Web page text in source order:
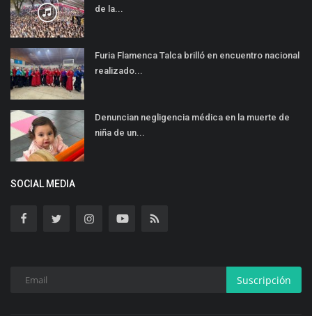
de la...
Furia Flamenca Talca brilló en encuentro nacional
realizado...
Denuncian negligencia médica en la muerte de
niña de un...
SOCIAL MEDIA
Suscripción